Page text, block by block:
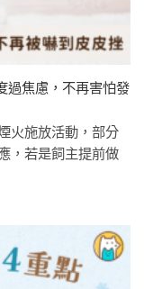
過焦慮，不再害怕發
火施放活動，部分
，若是飼主提前做